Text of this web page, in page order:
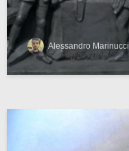
Alessandro Marinucci